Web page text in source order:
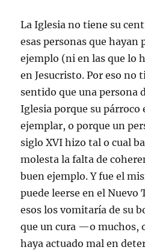
La Iglesia no tiene su
esas personas que hayan
ejemplo (ni en las que lo
en Jesucristo. Por eso no
sentido que una persona
Iglesia porque su párroco
ejemplar, o porque un
siglo XVI hizo tal o cual
molesta la falta de
buen ejemplo. Y fue el
puede leerse en el
esos los vomitaría de su
que un cura —o muchos,
haya actuado mal en